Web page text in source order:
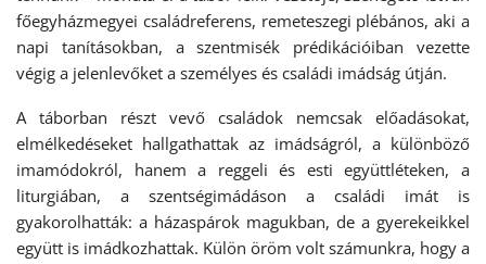
főegyházmegyei családreferens, remeteszegi plébános, aki a
napi tanításokban, a szentmisék prédikációiban vezette
végig a jelenlevőket a személyes és családi imádság útján.
A táborban részt vevő családok nemcsak előadásokat,
elmélkedéseket hallgathattak az imádságról, a különböző
imamódokról, hanem a reggeli és esti együttléteken, a
liturgiában, a szentségimádáson a családi imát is
gyakorolhatták: a házaspárok magukban, de a gyerekeikkel
együtt is imádkozhattak. Külön öröm volt számunkra, hogy a